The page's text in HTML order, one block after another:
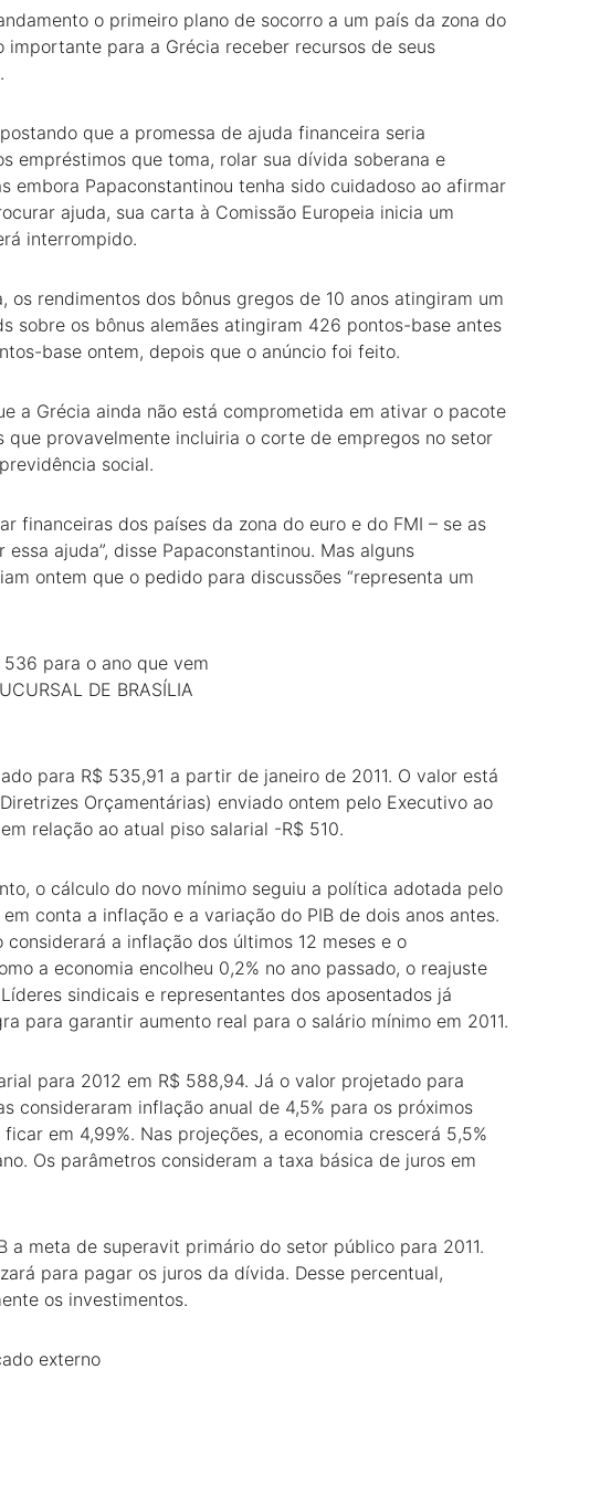
o primeiro plano de socorro a um país da zona do
importante para a Grécia receber recursos de seus
que a promessa de ajuda financeira seria
empréstimos que toma, rolar sua dívida soberana e
embora Papaconstantinou tenha sido cuidadoso ao afirmar
ajuda, sua carta à Comissão Europeia inicia um
interrompido.
os rendimentos dos bônus gregos de 10 anos atingiram um
sobre os bônus alemães atingiram 426 pontos-base antes
base ontem, depois que o anúncio foi feito.
a Grécia ainda não está comprometida em ativar o pacote
que provavelmente incluiria o corte de empregos no setor
social.
financeiras dos países da zona do euro e do FMI – se as
ajuda”, disse Papaconstantinou. Mas alguns
ontem que o pedido para discussões “representa um
para o ano que vem
DE BRASÍLIA
para R$ 535,91 a partir de janeiro de 2011. O valor está
Orçamentárias) enviado ontem pelo Executivo ao
relação ao atual piso salarial -R$ 510.
o cálculo do novo mínimo seguiu a política adotada pelo
conta a inflação e a variação do PIB de dois anos antes.
a inflação dos últimos 12 meses e o
a economia encolheu 0,2% no ano passado, o reajuste
sindicais e representantes dos aposentados já
para garantir aumento real para o salário mínimo em 2011.
para 2012 em R$ 588,94. Já o valor projetado para
consideraram inflação anual de 4,5% para os próximos
em 4,99%. Nas projeções, a economia crescerá 5,5%
Os parâmetros consideram a taxa básica de juros em
a meta de superavit primário do setor público para 2011.
para pagar os juros da dívida. Desse percentual,
os investimentos.
externo